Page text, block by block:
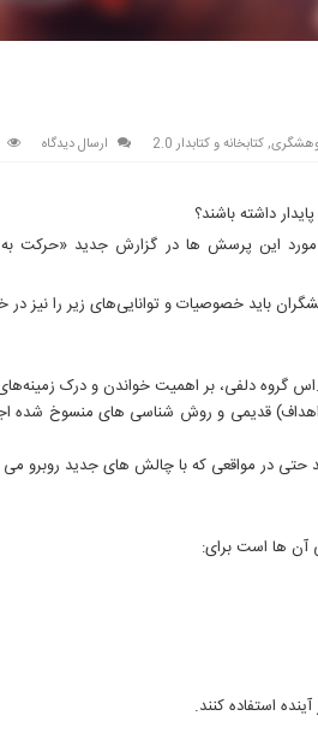
,کتابخانه و کتابدار 2.0 ارسال دیدگاه
داشته باشند؟
مورد این پرسش ها در گزارش جدید «حرکت
باید خصوصیات و توانایی‌های زیر را نیز
گروه دلفی، بر اهمیت خواندن و درک
(اهداف) قدیمی و روش شناسی های منسوخ شده
حتی در مواقعی که با چالش های جدید روبرو
استفاده کنند.